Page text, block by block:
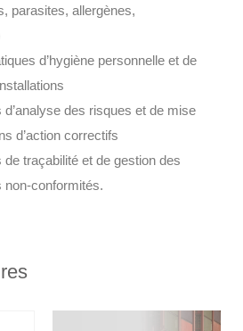
parasites, allergènes,
d’hygiène personnelle et de
des risques et de mise
d’action correctifs
de traçabilité et de gestion des
non-conformités.